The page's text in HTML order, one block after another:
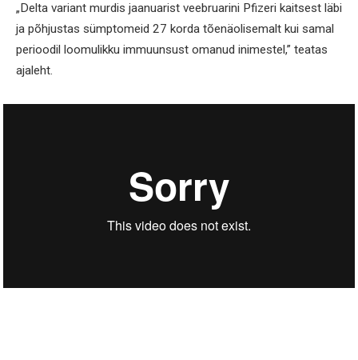
„Delta variant murdis jaanuarist veebruarini Pfizeri kaitsest läbi
ja põhjustas sümptomeid 27 korda tõenäolisemalt kui samal
perioodil loomulikku immuunsust omanud inimestel,” teatas
ajaleht.